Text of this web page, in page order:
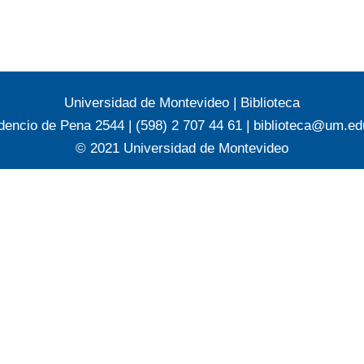
Universidad de Montevideo | Biblioteca
de Pena 2544 | (598) 2 707 44 61 |
© 2021 Universidad de Montevideo